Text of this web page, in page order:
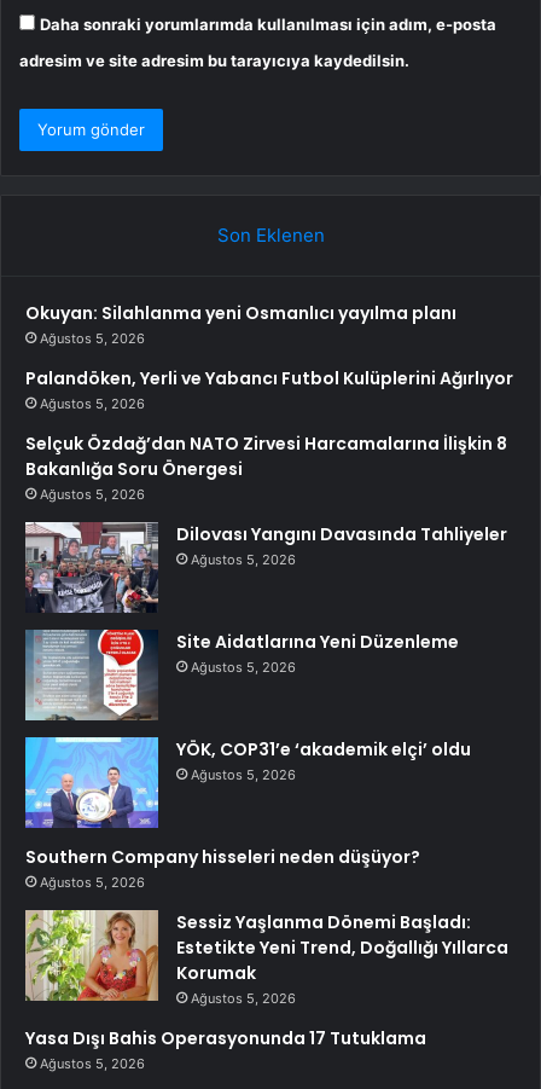
Daha sonraki yorumlarımda kullanılması için adım, e-posta
adresim ve site adresim bu tarayıcıya kaydedilsin.
Son Eklenen
Okuyan: Silahlanma yeni Osmanlıcı yayılma planı
Ağustos 5, 2026
Palandöken, Yerli ve Yabancı Futbol Kulüplerini Ağırlıyor
Ağustos 5, 2026
Selçuk Özdağ’dan NATO Zirvesi Harcamalarına İlişkin 8
Bakanlığa Soru Önergesi
Ağustos 5, 2026
Dilovası Yangını Davasında Tahliyeler
Ağustos 5, 2026
Site Aidatlarına Yeni Düzenleme
Ağustos 5, 2026
YÖK, COP31’e ‘akademik elçi’ oldu
Ağustos 5, 2026
Southern Company hisseleri neden düşüyor?
Ağustos 5, 2026
Sessiz Yaşlanma Dönemi Başladı:
Estetikte Yeni Trend, Doğallığı Yıllarca
Korumak
Ağustos 5, 2026
Yasa Dışı Bahis Operasyonunda 17 Tutuklama
Ağustos 5, 2026